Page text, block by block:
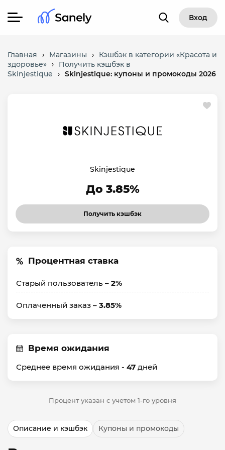
Вход
Главная › Магазины ›
Кэшбэк в категории «Красота и
здоровье» ›
Получить кэшбэк в
Skinjestique
› Skinjestique: купоны и промокоды 2026
Skinjestique
До 3.85%
Получить кэшбэк
Процентная ставка
Старый пользователь – 2%
Оплаченный заказ – 3.85%
Время ожидания
Среднее время ожидания - 47 дней
Процент указан с учетом 1-го уровня
Описание и кэшбэк Купоны и промокоды